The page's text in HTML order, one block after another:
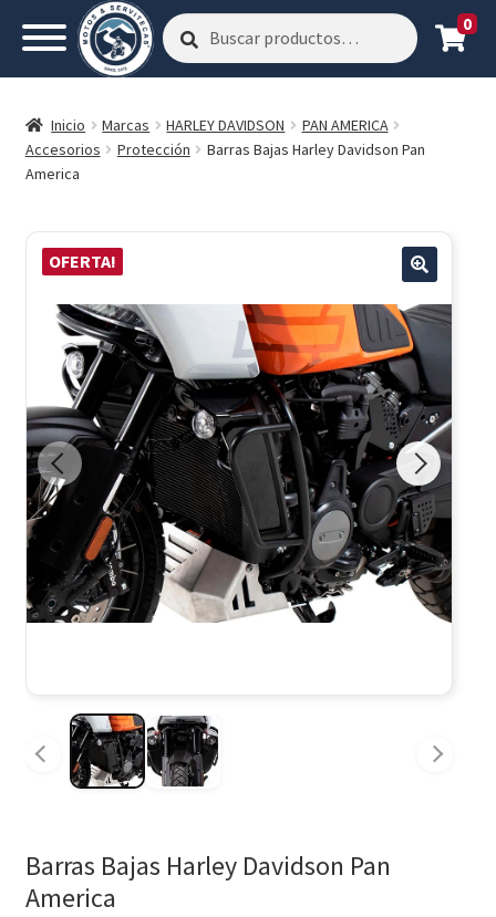
Buscar
por:
Buscar 0
Inicio Marcas HARLEY DAVIDSON
PAN AMERICA
Accesorios
Protección
Barras Bajas Harley Davidson Pan
America
OFERTA!
Barras Bajas Harley Davidson Pan
America